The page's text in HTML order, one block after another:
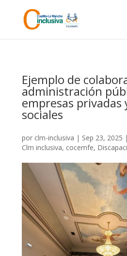
Ejemplo de
administración
empresas privadas
sociales
por clm-inclusiva | Sep 23, 2025 |
Clm inclusiva, cocemfe,